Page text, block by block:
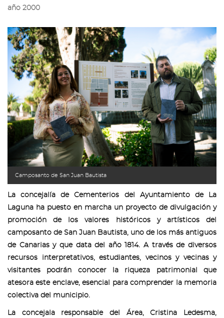
año 2000
Camposanto de San Juan Bautista
La concejalía de Cementerios del Ayuntamiento de La
Laguna ha puesto en marcha un proyecto de divulgación y
promoción de los valores históricos y artísticos del
camposanto de San Juan Bautista, uno de los más antiguos
de Canarias y que data del año 1814. A través de diversos
recursos interpretativos, estudiantes, vecinos y vecinas y
visitantes podrán conocer la riqueza patrimonial que
atesora este enclave, esencial para comprender la memoria
colectiva del municipio.
La concejala responsable del Área, Cristina Ledesma,